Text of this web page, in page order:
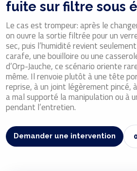
fuite sur filtre sous
Le cas est trompeur: après le
on ouvre la sortie filtrée pour un
sec, puis l’humidité revient
carafe, une bouilloire ou une
d’Orp-Jauche, ce scénario oriente
même. Il renvoie plutôt à une tête
reprise, à un joint légèrement pincé,
a mal supporté la manipulation ou à
pendant l’entretien.
Demander une intervention